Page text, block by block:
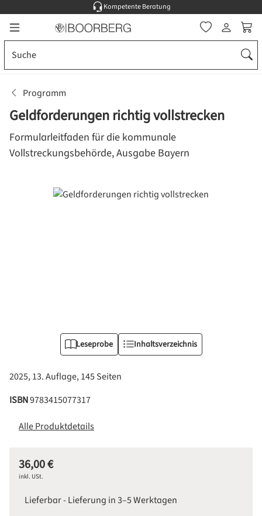
Zum Hauptinhalt springen
Kompetente Beratung
Programm
Geldforderungen richtig vollstrecken
Formularleitfaden für die kommunale
Vollstreckungsbehörde, Ausgabe Bayern
Bildergalerie überspringen
Leseprobe Inhaltsverzeichnis
2025, 13. Auflage, 145 Seiten
ISBN9783415077317
Alle Produktdetails
Regulärer Preis:
36,00 €
inkl. USt.
Lieferbar - Lieferung in 3–5 Werktagen